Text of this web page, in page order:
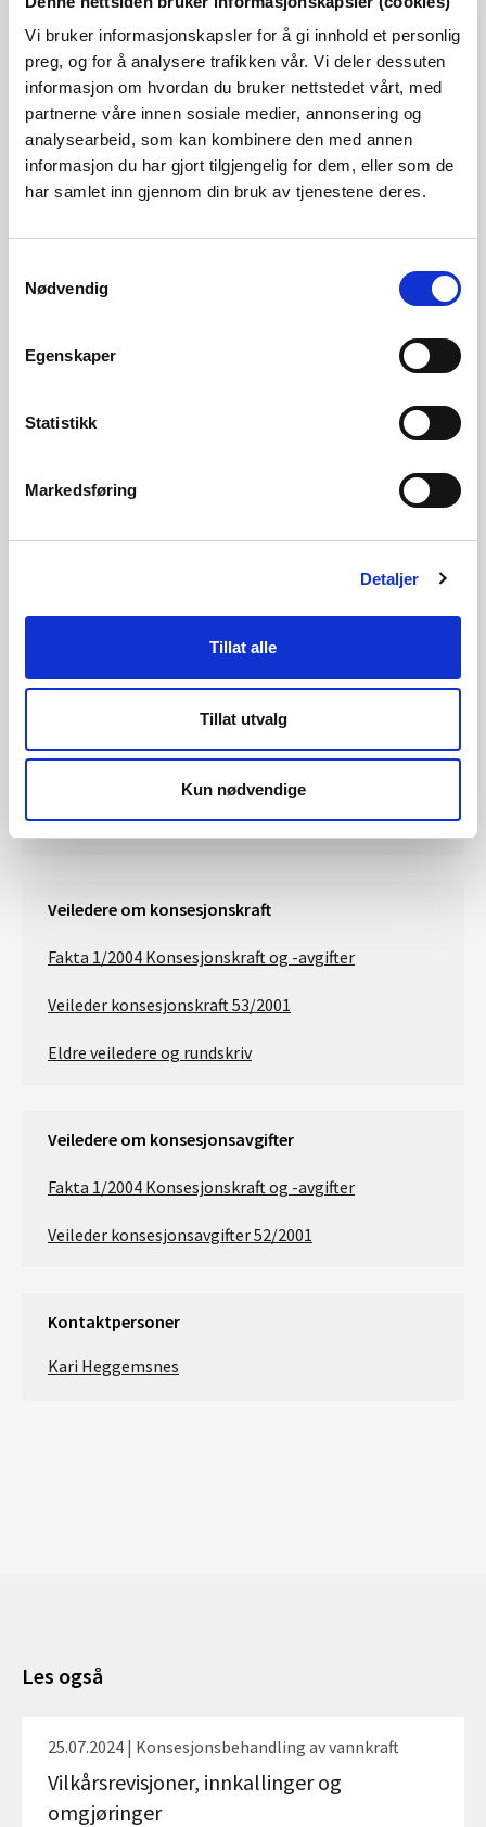
Vi bruker informasjonskapsler for å gi innhold et personlig
preg, og for å analysere trafikken vår. Vi deler dessuten
informasjon om hvordan du bruker nettstedet vårt, med
partnerne våre innen sosiale medier, annonsering og
analysearbeid, som kan kombinere den med annen
informasjon du har gjort tilgjengelig for dem, eller som de
har samlet inn gjennom din bruk av tjenestene deres.
Nødvendig
Egenskaper
Statistikk
Markedsføring
Detaljer
Tillat alle
Tillat utvalg
Kun nødvendige
Kraftverk som har konsesjon etter vannressursloven eller
ikke har egen konsesjon, men som nytter regulert vann fra
andre konsesjoner, vil også pålegges konsesjonsavgift i
medhold av disse konsesjonene.
Konsesjonskraftprisen for 2026 er 14,7
10.04.1959.
og konsesjonsavgift
Oversikt over konsesjonskraftmengder og
Pumpekraft
Beregning av magasinprosent med og uten pumpe
Forklaring: Beregning av kraftgrunnlag med
pumpekraftverk
Veiledere om konsesjonskraft
Fakta 1/2004 Konsesjonskraft og -avgifter
Veileder konsesjonskraft 53/2001
Eldre veiledere og rundskriv
Veiledere om konsesjonsavgifter
Fakta 1/2004 Konsesjonskraft og -avgifter
Veileder konsesjonsavgifter 52/2001
Kontaktpersoner
Kari Heggemsnes
Les også
25.07.2024 | Konsesjonsbehandling av vannkraft
Vilkårsrevisjoner, innkallinger og
omgjøringer